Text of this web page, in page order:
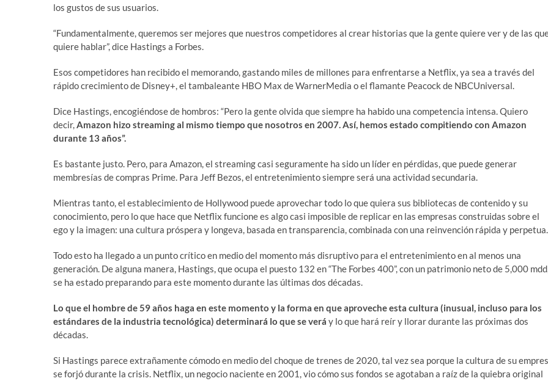
los gustos de sus usuarios.
“Fundamentalmente, queremos ser mejores que nuestros competidores al crear historias que la gente quiere ver y de las
quiere hablar”, dice Hastings a Forbes.
Esos competidores han recibido el memorando, gastando miles de millones para enfrentarse a Netflix, ya sea a través del
rápido crecimiento de Disney+, el tambaleante HBO Max de WarnerMedia o el flamante Peacock de NBCUniversal.
Dice Hastings, encogiéndose de hombros: “Pero la gente olvida que siempre ha habido una competencia intensa. Quiero
decir,Amazon hizo streaming al mismo tiempo que nosotros en 2007. Así, hemos estado compitiendo con Amazon
durante 13 años”.
Es bastante justo. Pero, para Amazon, el streaming casi seguramente ha sido un líder en pérdidas, que puede generar
membresías de compras Prime. Para Jeff Bezos, el entretenimiento siempre será una actividad secundaria.
Mientras tanto, el establecimiento de Hollywood puede aprovechar todo lo que quiera sus bibliotecas de contenido y su
conocimiento, pero lo que hace que Netflix funcione es algo casi imposible de replicar en las empresas construidas sobre el
ego y la imagen: una cultura próspera y longeva, basada en transparencia, combinada con una reinvención rápida y perpetua.
Todo esto ha llegado a un punto crítico en medio del momento más disruptivo para el entretenimiento en al menos una
generación. De alguna manera, Hastings, que ocupa el puesto 132 en “The Forbes 400”, con un patrimonio neto de 5,000
se ha estado preparando para este momento durante las últimas dos décadas.
Lo que el hombre de 59 años haga en este momento y la forma en que aproveche esta cultura (inusual, incluso para los
estándares de la industria tecnológica) determinará lo que se verá y lo que hará reír y llorar durante las próximas dos
décadas.
Si Hastings parece extrañamente cómodo en medio del choque de trenes de 2020, tal vez sea porque la cultura de su
se forjó durante la crisis. Netflix, un negocio naciente en 2001, vio cómo sus fondos se agotaban a raíz de la quiebra original